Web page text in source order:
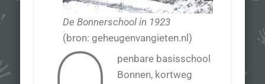
De Bonnerschool in 1923
(bron: geheugenvangieten.nl)
penbare basisschool
Bonnen, kortweg